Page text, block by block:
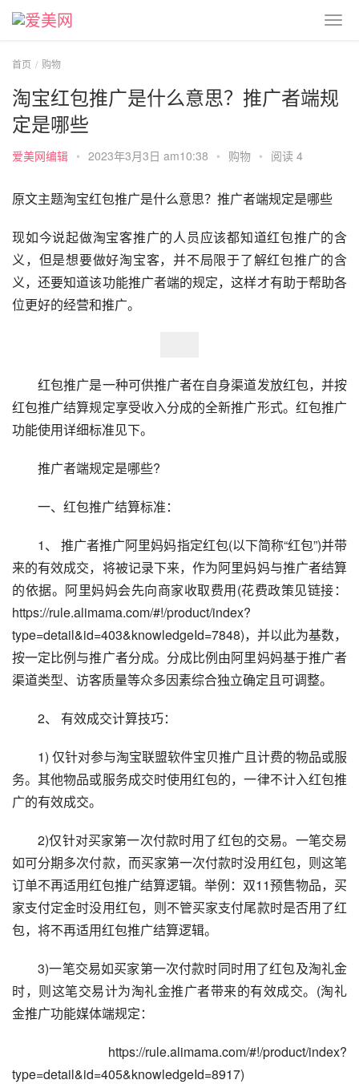
首页 购物
淘宝红包推广是什么意思？推广者端规
定是哪些
爱美网编辑 • 2023年3月3日 am10:38 • 购物 • 阅读 4
原文主题淘宝红包推广是什么意思？推广者端规定是哪些
现如今说起做淘宝客推广的人员应该都知道红包推广的含
义，但是想要做好淘宝客，并不局限于了解红包推广的含
义，还要知道该功能推广者端的规定，这样才有助于帮助各
位更好的经营和推广。
红包推广是一种可供推广者在自身渠道发放红包，并按
红包推广结算规定享受收入分成的全新推广形式。红包推广
功能使用详细标准见下。
推广者端规定是哪些?
一、红包推广结算标准：
1、 推广者推广阿里妈妈指定红包(以下简称“红包”)并带
来的有效成交，将被记录下来，作为阿里妈妈与推广者结算
的依据。阿里妈妈会先向商家收取费用(花费政策见链接：
https://rule.alimama.com/#!/product/index?
type=detail&id=403&knowledgeId=7848)，并以此为基数，
按一定比例与推广者分成。分成比例由阿里妈妈基于推广者
渠道类型、访客质量等众多因素综合独立确定且可调整。
2、 有效成交计算技巧：
1) 仅针对参与淘宝联盟软件宝贝推广且计费的物品或服
务。其他物品或服务成交时使用红包的，一律不计入红包推
广的有效成交。
2)仅针对买家第一次付款时用了红包的交易。一笔交易
如可分期多次付款，而买家第一次付款时没用红包，则这笔
订单不再适用红包推广结算逻辑。举例：双11预售物品，买
家支付定金时没用红包，则不管买家支付尾款时是否用了红
包，将不再适用红包推广结算逻辑。
3)一笔交易如买家第一次付款时同时用了红包及淘礼金
时，则这笔交易计为淘礼金推广者带来的有效成交。(淘礼
金推广功能媒体端规定：
https://rule.alimama.com/#!/product/index?
type=detail&id=405&knowledgeId=8917)